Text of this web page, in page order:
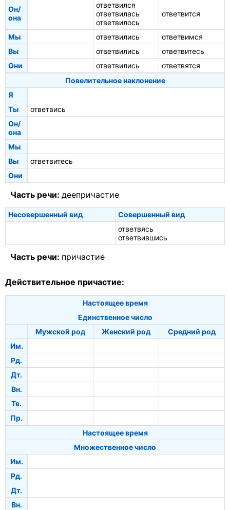
Он/
она
ответвился
ответвилась
ответвилось
ответвится
Мы ответвились
ответвимся
Вы
ответвились
ответвитесь
Они
ответвились
ответвятся
Повелительное наклонение
Я
Ты
ответвись
Он/
она
Мы
Вы
ответвитесь
Они
Часть речи: деепричастие
Несовершенный вид
Совершенный вид
ответвясь
ответвившись
Часть речи: причастие
Действительное причастие:
Настоящее время
Единственное число
Мужской род
Женский род
Средний род
Им.
Рд.
Дт.
Вн.
Тв.
Пр.
Настоящее время
Множественное число
Им.
Рд.
Дт.
Вн.